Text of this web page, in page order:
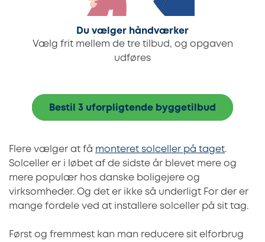
Du vælger håndværker
Vælg frit mellem de tre tilbud, og opgaven
udføres
Bestil 3 uforpligtende byggetilbud
Flere vælger at få monteret solceller på taget.
Solceller er i løbet af de sidste år blevet mere og
mere populær hos danske boligejere og
virksomheder. Og det er ikke så underligt For der er
mange fordele ved at installere solceller på sit tag.
Først og fremmest kan man reducere sit elforbrug